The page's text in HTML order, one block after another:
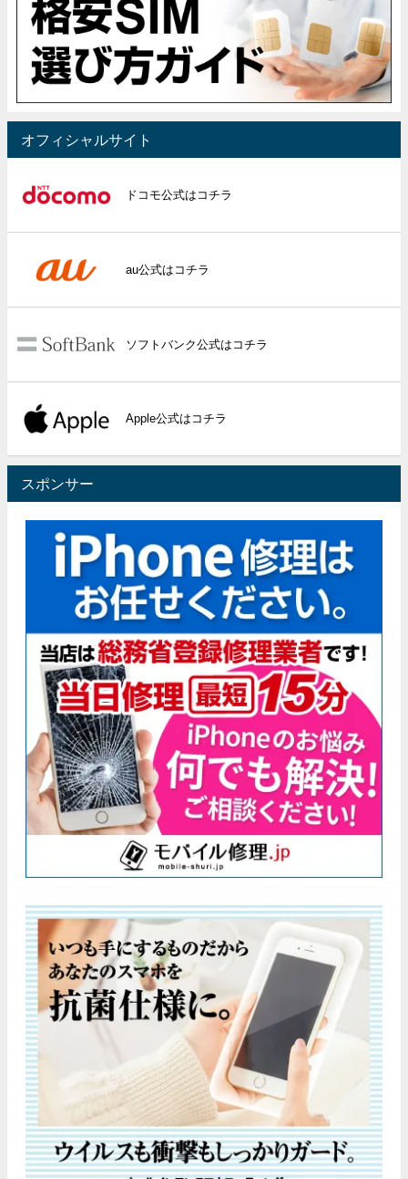
オフィシャルサイト
ドコモ公式はコチラ
au公式はコチラ
ソフトバンク公式はコチラ
Apple公式はコチラ
スポンサー